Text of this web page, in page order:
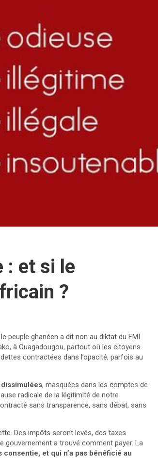
: et si le
?
peuple ghanéen a dit non au diktat du FMI
à Ouagadougou, partout où les citoyens
contractées dans l’opacité, parfois au
dissimulées, masquées dans les comptes de
radicale de la légitimité de notre
sans transparence, sans débat, sans
Des impôts seront levés, des taxes
gouvernement a trouvé comment payer. La
et qui n’a pas bénéficié au